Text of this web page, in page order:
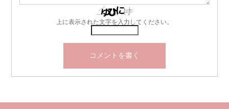
上に表示された文字を入力してください。